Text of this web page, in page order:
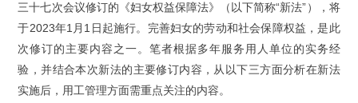
三十七次会议修订的《妇女权益保障法》（以下简称“新法”），将
于2023年1月1日起施行。完善妇女的劳动和社会保障权益，是此
次修订的主要内容之一。笔者根据多年服务用人单位的实务经
验，并结合本次新法的主要修订内容，从以下三方面分析在新法
实施后，用工管理方面需重点关注的内容。